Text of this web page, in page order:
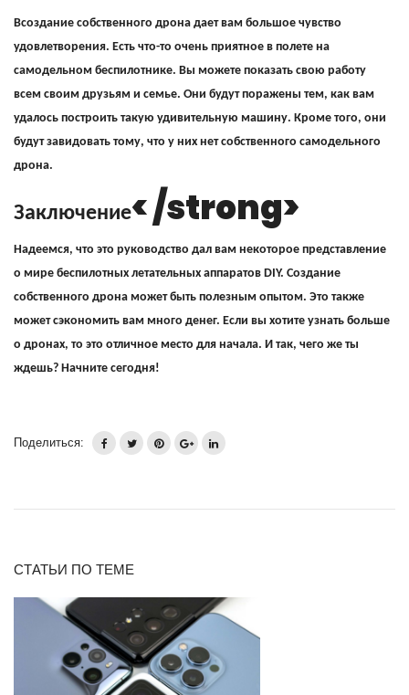
Bсоздание собственного дрона дает вам большое чувство
удовлетворения. Есть что-то очень приятное в полете на
самодельном беспилотнике. Вы можете показать свою работу
всем своим друзьям и семье. Они будут поражены тем, как вам
удалось построить такую ​​удивительную машину. Кроме того, они
будут завидовать тому, что у них нет собственного самодельного
дрона.
Заключение< /strong>
Надеемся, что это руководство дал вам некоторое представление
о мире беспилотных летательных аппаратов DIY. Создание
собственного дрона может быть полезным опытом. Это также
может сэкономить вам много денег. Если вы хотите узнать больше
о дронах, то это отличное место для начала. И так, чего же ты
ждешь? Начните сегодня!
Поделиться:
СТАТЬИ ПО ТЕМЕ